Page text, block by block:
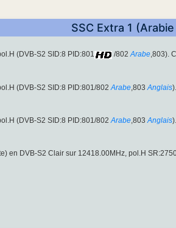
SSC Extra 1
(DVB-S2 SID:8 PID:801 /802 Arabe,803).
(DVB-S2 SID:8 PID:801/802 Arabe ,803 Anglais
(DVB-S2 SID:8 PID:801/802 Arabe ,803 Anglais
en DVB-S2 Clair sur 12418.00MHz, pol.H